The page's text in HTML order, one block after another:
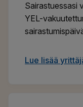
Sairastuessasi
YEL-
Lue lisää